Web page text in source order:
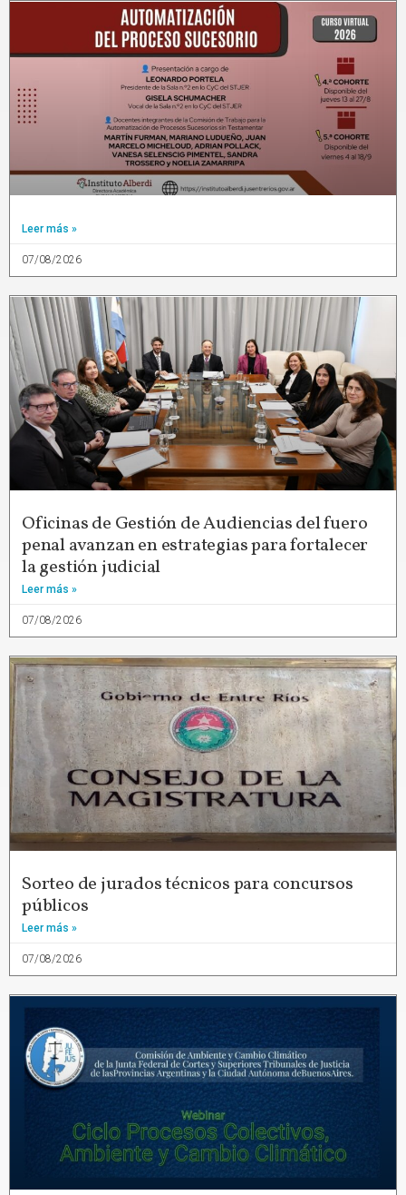
Leer más »
07/08/2026
Oficinas de Gestión de Audiencias del fuero
penal avanzan en estrategias para fortalecer
la gestión judicial
Leer más »
07/08/2026
Sorteo de jurados técnicos para concursos
públicos
Leer más »
07/08/2026